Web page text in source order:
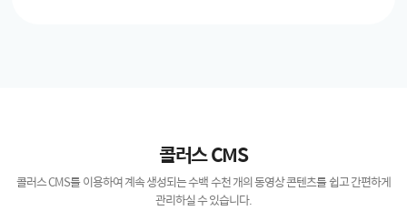
콜러스 CMS
콜러스 CMS를 이용하여 계속 생성되는 수백 수천 개의 동영상 콘텐츠를 쉽고 간편하게
관리하실 수 있습니다.